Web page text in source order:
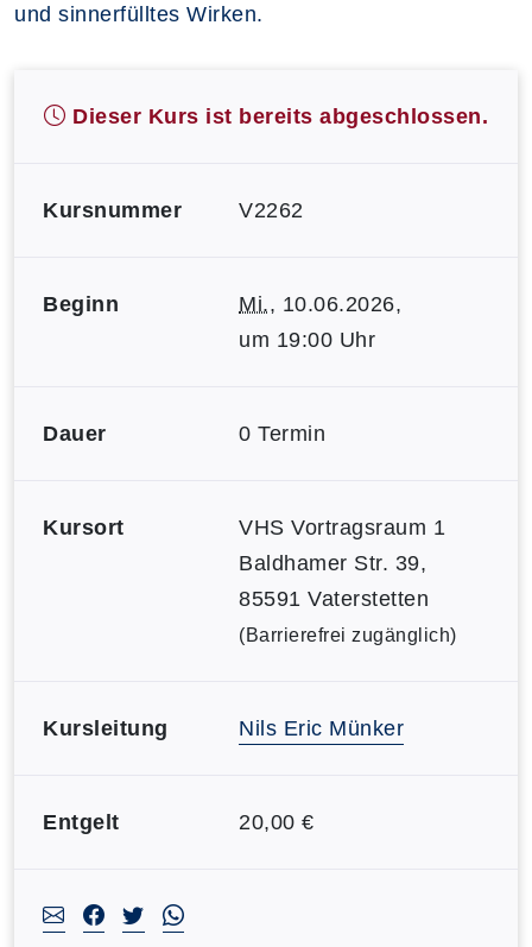
und sinnerfülltes Wirken.
Dieser Kurs ist bereits abgeschlossen.
Kursnummer V2262
Beginn Mi., 10.06.2026,
um 19:00 Uhr
Dauer 0 Termin
Kursort
VHS Vortragsraum 1
Baldhamer Str. 39,
85591 Vaterstetten
(Barrierefrei zugänglich)
Kursleitung Nils Eric Münker
Entgelt 20,00 €